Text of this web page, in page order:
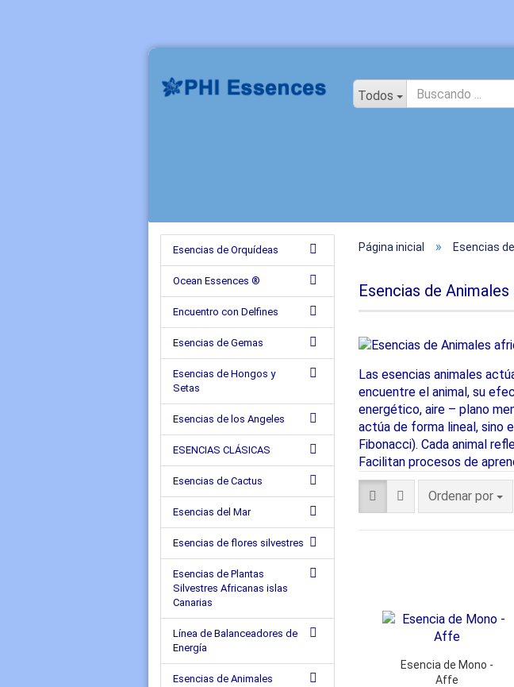
Todos
Página inicial » Esencias
Esencias de
Las esencias animales
encuentre el animal, su
energético, aire – plano
actúa de forma lineal, sino
Fibonacci). Cada animal
Facilitan procesos de
Ordenar por
Esencia de Mono -
Affe
Esencias de Orquídeas
Ocean Essences ®
Encuentro con Delfines
Esencias de Gemas
Esencias de Hongos y
Setas
Esencias de los Angeles
ESENCIAS CLÁSICAS
Esencias de Cactus
Esencias del Mar
Esencias de flores silvestres
Esencias de Plantas
Silvestres Africanas islas
Canarias
Línea de Balanceadores de
Energía
Esencias de Animales